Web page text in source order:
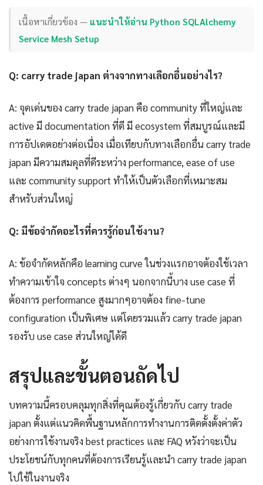
เนื้อหาเกี่ยวข้อง — แนะนำให้อ่าน Python SQLAlchemy
Service Mesh Setup
Q: carry trade japan ต่างจากทางเลือกอื่นอย่างไร?
A: จุดเด่นของ carry trade japan คือ community ที่ใหญ่และ
active มี documentation ที่ดี มี ecosystem ที่สมบูรณ์และมี
การอัปเดตอย่างต่อเนื่อง เมื่อเทียบกับทางเลือกอื่น carry trade
japan มีความสมดุลที่ดีระหว่าง performance, ease of use
และ community support ทำให้เป็นตัวเลือกที่เหมาะสม
สำหรับส่วนใหญ่
Q: มีข้อจำกัดอะไรที่ควรรู้ก่อนใช้งาน?
A: ข้อจำกัดหลักคือ learning curve ในช่วงแรกอาจต้องใช้เวลา
ทำความเข้าใจ concepts ต่างๆ นอกจากนี้บาง use case ที่
ต้องการ performance สูงมากๆอาจต้อง fine-tune
configuration เป็นพิเศษ แต่โดยรวมแล้ว carry trade japan
รองรับ use case ส่วนใหญ่ได้ดี
สรุปและขั้นตอนถัดไป
บทความนี้ครอบคลุมทุกสิ่งที่คุณต้องรู้เกี่ยวกับ carry trade
japan ตั้งแต่แนวคิดพื้นฐานหลักการทำงานการติดตั้งตั้งค่าตัว
อย่างการใช้งานจริง best practices และ FAQ หวังว่าจะเป็น
ประโยชน์กับทุกคนที่ต้องการเรียนรู้และนำ carry trade japan
ไปใช้ในงานจริง